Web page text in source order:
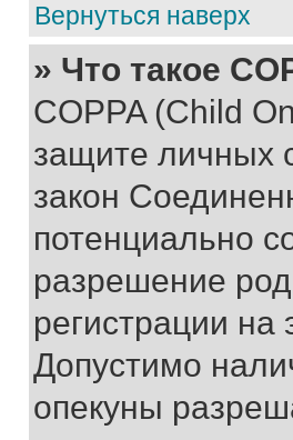
Вернуться наверх
» Что такое
COPPA (Child
защите личных
закон
потенциально
разрешение
регистрации на
Допустимо
опекуны